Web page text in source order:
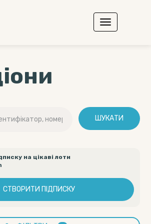
ШУКАТИ
на цікаві лоти
СТВОРИТИ ПІДПИСКУ